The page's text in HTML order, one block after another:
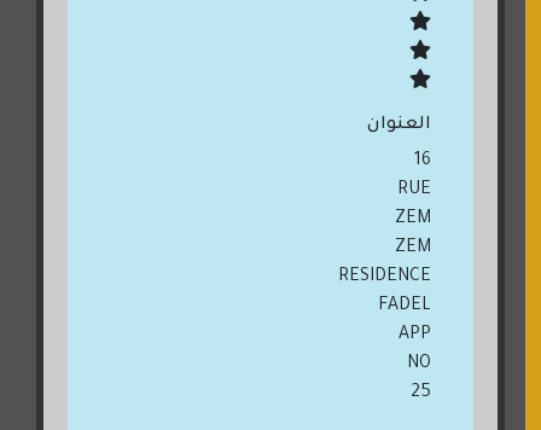
العنوان
16
RUE
ZEM
ZEM
RESIDENCE
FADEL
APP
NO
25